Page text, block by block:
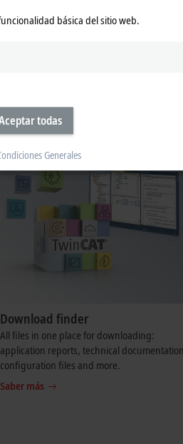
Productos de servicio
Download finder
All files in one place for downloading:
application reports, technical
configuration files and more.
Saber más
básica del sitio web.
todas
Generales